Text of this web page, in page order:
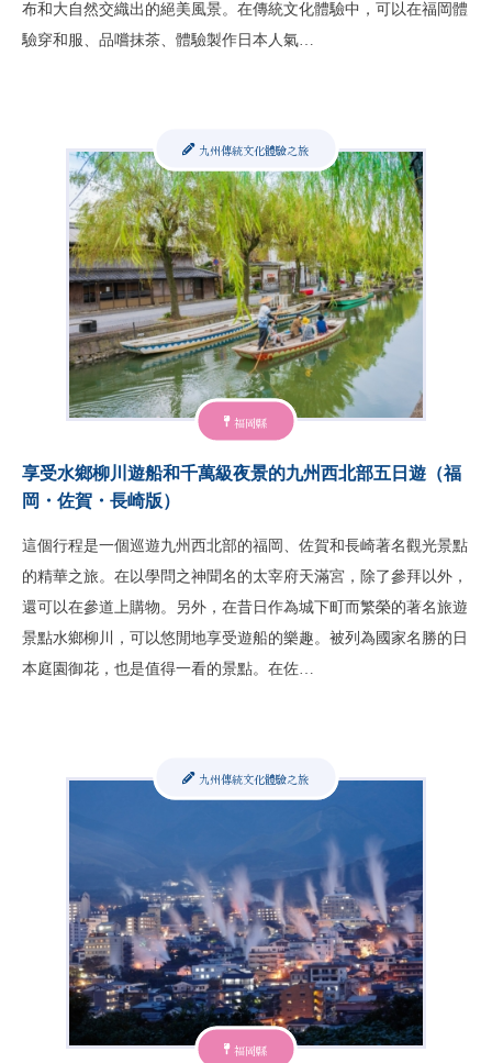
布和大自然交織出的絕美風景。在傳統文化體驗中，可以在福岡體
驗穿和服、品嚐抹茶、體驗製作日本人氣…
福岡縣
九州傳統文化體驗之旅
享受水鄉柳川遊船和千萬級夜景的九州西北部五日遊（福
岡・佐賀・長崎版）
這個行程是一個巡遊九州西北部的福岡、佐賀和長崎著名觀光景點
的精華之旅。在以學問之神聞名的太宰府天滿宮，除了參拜以外，
還可以在參道上購物。另外，在昔日作為城下町而繁榮的著名旅遊
景點水鄉柳川，可以悠閒地享受遊船的樂趣。被列為國家名勝的日
本庭園御花，也是值得一看的景點。在佐…
福岡縣
九州傳統文化體驗之旅